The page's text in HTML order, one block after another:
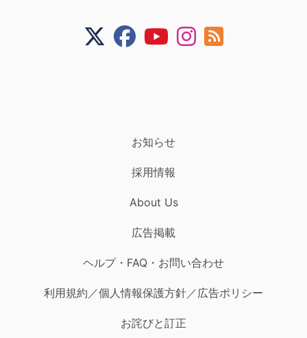
お知らせ
採用情報
About Us
広告掲載
ヘルプ・FAQ・お問い合わせ
利用規約／個人情報保護方針／広告ポリシー
お詫びと訂正